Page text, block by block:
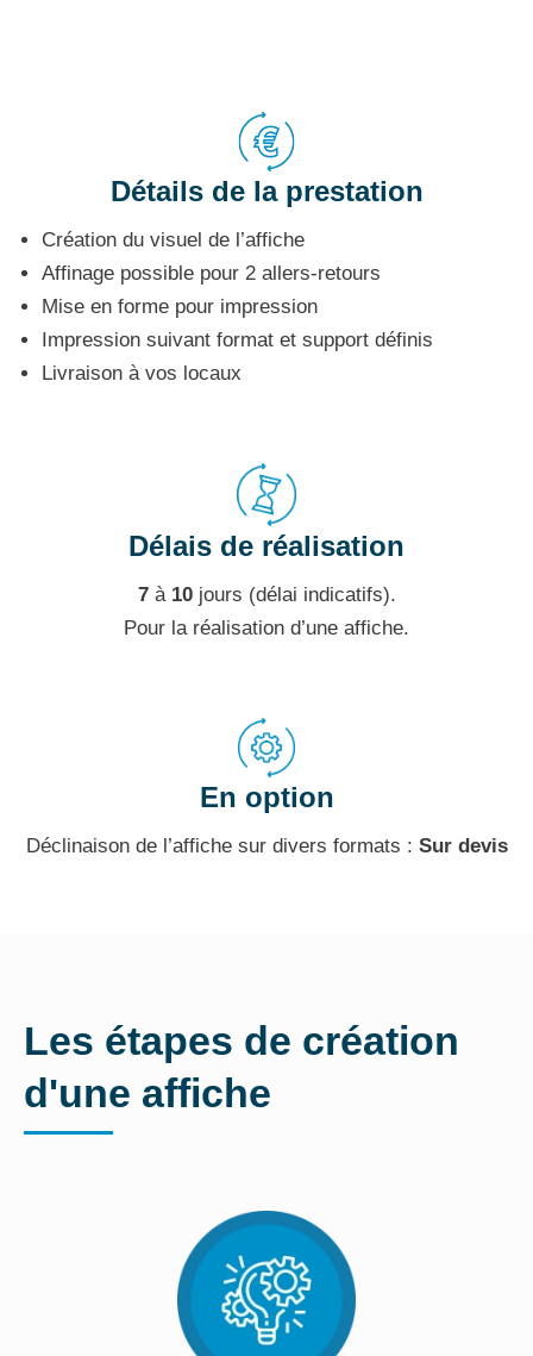
Détails de la prestation
Création du visuel de l’affiche
Affinage possible pour 2 allers-retours
Mise en forme pour impression
Impression suivant format et support définis
Livraison à vos locaux
Délais de réalisation
7à 10jours (délai indicatifs).
Pour la réalisation d’une affiche.
En option
Déclinaison de l’affiche sur divers formats : Sur devis
Les étapes de création
d'une affiche